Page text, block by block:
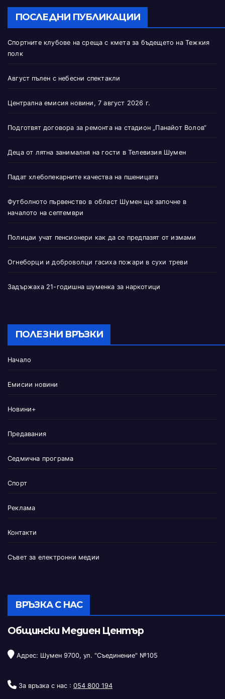
ПОСЛЕДНИ ПУБЛИКАЦИИ
Спортните клубове на среща с кмета за бъдещето на Тежкия
полк
Август пълен с небесни спектакли
Централна емисия новини, 7 август 2026 г.
Подготвят договора за ремонта на стадион „Панайот Волов“
Деца от лятна занималня на гости в Телевизия Шумен
Падат хлебопекарните качества на пшеницата
Футболното първенство в област Шумен ще започне в
началото на септември
Полицаи учат пенсионери как да се предпазят от измами
Огнеборци и доброволци гасиха пожари в сухи треви
Задържаха 21-годишна шуменка за наркотици
ПОЛЕЗНИ ВРЪЗКИ
Начало
Емисии новини
Новини+
Предавания
Седмична програма
Спорт
Реклама
Контакти
Съвет за електронни медии
ВРЪЗКА С НАС
Общински Медиен Център
Адрес: Шумен 9700, ул. "Съединение" №105
За връзка с нас : 054 800 194